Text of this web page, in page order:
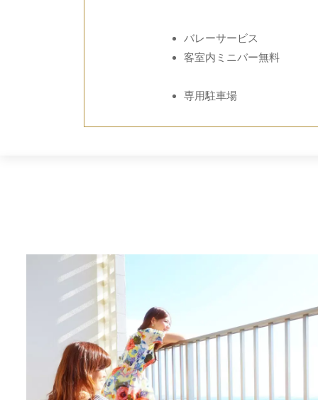
バレーサービス
客室内ミニバー無料
専用駐車場